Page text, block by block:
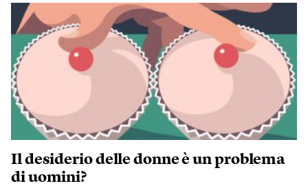
Il desiderio delle donne è un problema
di uomini?